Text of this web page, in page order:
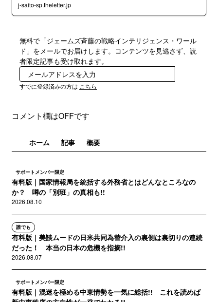
j-saito-sp.theletter.jp
無料で「ジェームズ斉藤の戦略インテリジェンス・ワール
ド」をメールでお届けします。コンテンツを見逃さず、読
者限定記事も受け取れます。
すでに登録済みの方は こちら
コメント欄はOFFです
ホーム 記事 概要
サポートメンバー限定
有料版｜国家情報局を統括する外務省とはどんなところなの
か？ 噂の「別班」の真相も!!
2026.08.10
誰でも
有料版｜美談ムードの日米共同為替介入の裏側は裏切りの連続
だった！ 本当の日本の危機を指摘!!
2026.08.07
サポートメンバー限定
有料版｜混迷を極める中東情勢を一気に総括!! これを読めば